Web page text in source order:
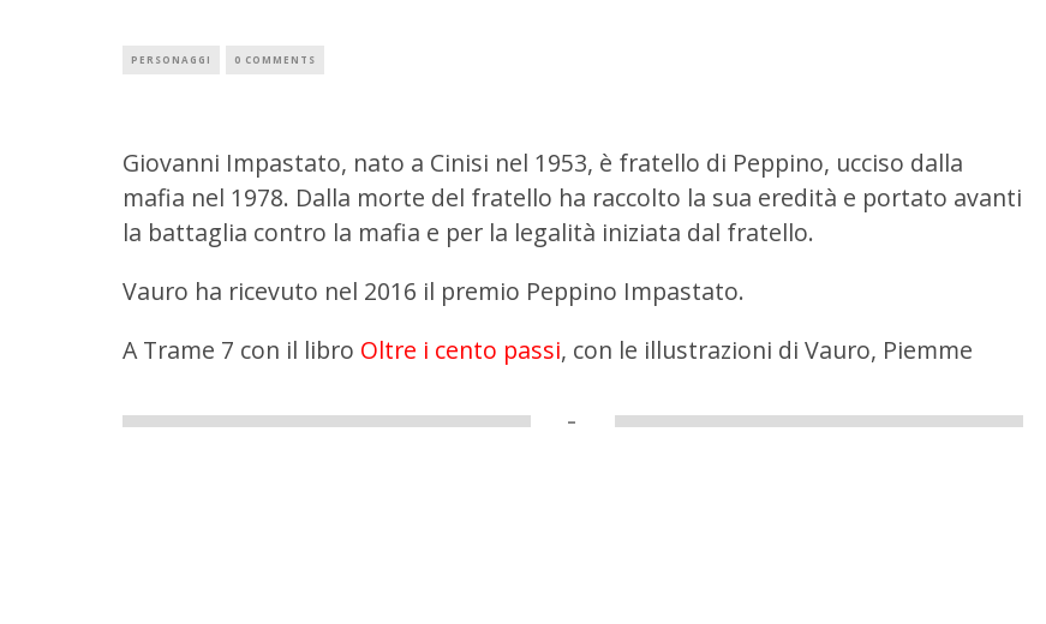
PERSONAGGI 0 COMMENTS
Giovanni Impastato, nato a Cinisi nel 1953, è fratello di Peppino, ucciso dalla
mafia nel 1978. Dalla morte del fratello ha raccolto la sua eredità e portato avanti
la battaglia contro la mafia e per la legalità iniziata dal fratello.
Vauro ha ricevuto nel 2016 il premio Peppino Impastato.
A Trame 7 con il libro Oltre i cento passi, con le illustrazioni di Vauro, Piemme
–